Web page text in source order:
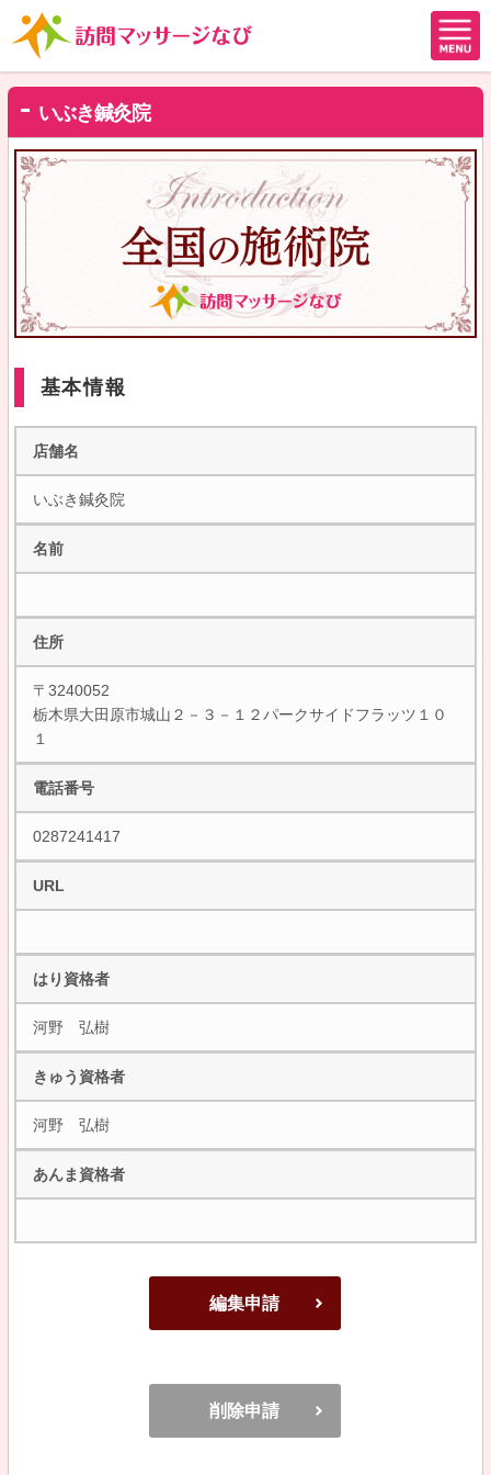
いぶき鍼灸院
基本情報
店舗名
いぶき鍼灸院
名前
住所
〒3240052
栃木県大田原市城山２－３－１２パークサイドフラッツ１０
１
電話番号
0287241417
URL
はり資格者
河野 弘樹
きゅう資格者
河野 弘樹
あんま資格者
編集申請
削除申請